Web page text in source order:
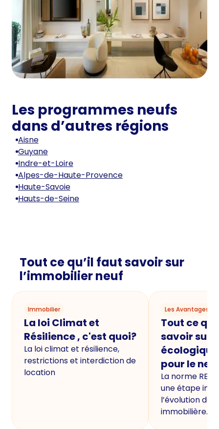
Les programmes neufs
dans d’autres régions
Aisne
Guyane
Indre-et-Loire
Alpes-de-Haute-Provence
Haute-Savoie
Hauts-de-Seine
Tout ce qu’il faut savoir sur
l’immobilier neuf
Immobilier
La loi Climat et
Résilience , c'est quoi?
La loi climat et résilience,
restrictions et interdiction de
location
Les Avantages
Tout ce
savoir sur
écologique
pour le
La norme
une étape
l’évolution de
immobilière.